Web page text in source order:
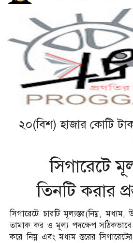
২০(বিশ) হাজার কোটি
সিগারেটে
তিনটি করার
সিগারেটে চারটি মূল্যস্তর(নিম্ন, মধ্যম,
তামাক কর ও মূল্য পদক্ষেপ
করে নিম্ন এবং মধ্যম স্তরের